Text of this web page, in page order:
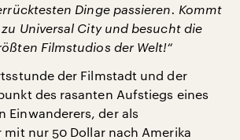
Dinge passieren. Kommt
zu Universal City und besucht die
Filmstudios der Welt!“
der Filmstadt und der
des rasanten Aufstiegs eines
Einwanderers, der als
mit nur 50 Dollar nach Amerika